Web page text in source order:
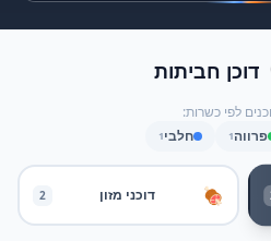
דוכן חביתות
לפי כשרות:
פרווה1 חלבי1
🍖 דוכני מזון 2